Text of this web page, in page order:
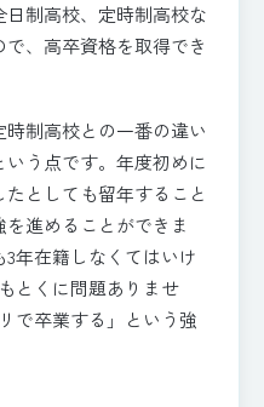
制高校、定時制高校な
、高卒資格を取得でき
制高校との一番の違い
う点です。年度初めに
としても留年すること
進めることができま
年在籍しなくてはいけ
とくに問題ありませ
で卒業する」という強